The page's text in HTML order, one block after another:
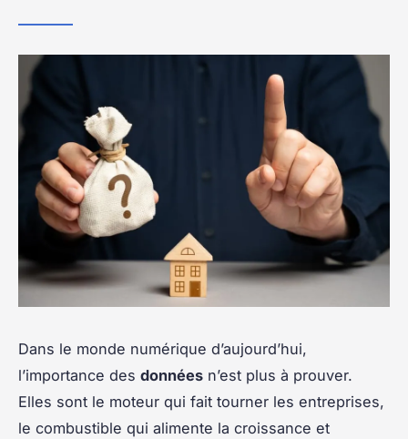
Dans le monde numérique d’aujourd’hui,
l’importance des données n’est plus à prouver.
Elles sont le moteur qui fait tourner les entreprises,
le combustible qui alimente la croissance et